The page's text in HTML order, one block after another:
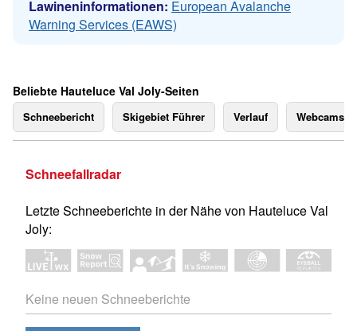
Lawineninformationen: European Avalanche
Warning Services (EAWS)
Beliebte Hauteluce Val Joly-Seiten
Schneebericht Skigebiet Führer Verlauf Webcams
Schneefallradar
Letzte Schneeberichte in der Nähe von Hauteluce Val
Joly:
Keine neuen Schneeberichte